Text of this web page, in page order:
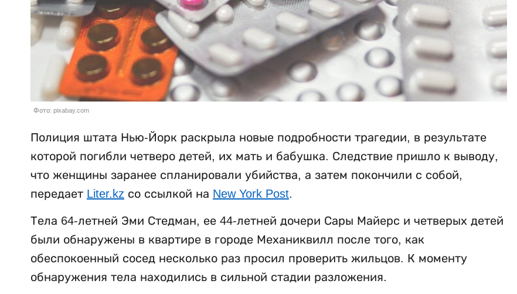
Фото: pixabay.com
Полиция штата Нью-Йорк раскрыла новые подробности трагедии, в результате
которой погибли четверо детей, их мать и бабушка. Следствие пришло к выводу,
что женщины заранее спланировали убийства, а затем покончили с собой,
передает Liter.kz со ссылкой на New York Post.
Тела 64-летней Эми Стедман, ее 44-летней дочери Сары Майерс и четверых детей
были обнаружены в квартире в городе Механиквилл после того, как
обеспокоенный сосед несколько раз просил проверить жильцов. К моменту
обнаружения тела находились в сильной стадии разложения.